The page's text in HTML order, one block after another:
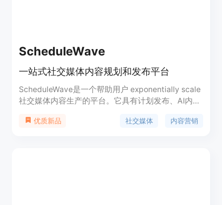
ScheduleWave
一站式社交媒体内容规划和发布平台
ScheduleWave是一个帮助用户 exponentially scale
社交媒体内容生产的平台。它具有计划发布、AI内容
帮助用户提高线上影响力、吸引客户、达成社交媒体
优质新品 社交媒体 内容营销